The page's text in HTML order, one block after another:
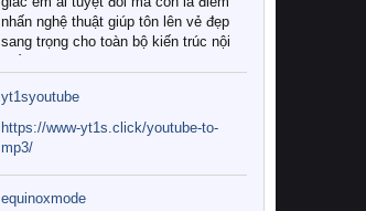
nhấn nghệ thuật giúp tôn lên vẻ đẹp
sang trọng cho toàn bộ kiến trúc nội
Tuy nhiên, giữa thị trường đa dạng
với vô vàn thương hiệu và mẫu mã
như hiện nay, làm thế nào để chọn
được những bộ chăn ga gối đệm cao
cấp thực sự chất lượng, phù hợp với
khí hậu và nhu cầu sử dụng của gia
yt1syoutube
https://www-yt1s.click/youtube-to-
mp3/
equinoxmode